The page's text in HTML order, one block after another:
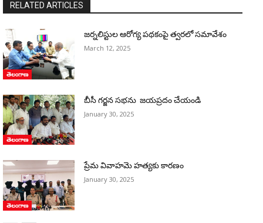
RELATED ARTICLES
తెలంగాణ
జర్నలిస్టుల ఆరోగ్య పథకంపై త్వరలో సమావేశం
March 12, 2025
తెలంగాణ
బీసీ గర్జన సభను జయప్రదం చేయండి
January 30, 2025
తెలంగాణ
ప్రేమ వివాహమె హత్యకు కారణం
January 30, 2025